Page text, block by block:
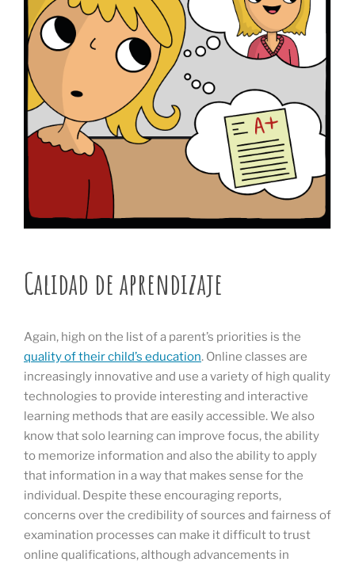
Calidad de aprendizaje
Again, high on the list of a parent’s priorities is the
quality of their child’s education. Online classes are
increasingly innovative and use a variety of high quality
technologies to provide interesting and interactive
learning methods that are easily accessible. We also
know that solo learning can improve focus, the ability
to memorize information and also the ability to apply
that information in a way that makes sense for the
individual. Despite these encouraging reports,
concerns over the credibility of sources and fairness of
examination processes can make it difficult to trust
online qualifications, although advancements in